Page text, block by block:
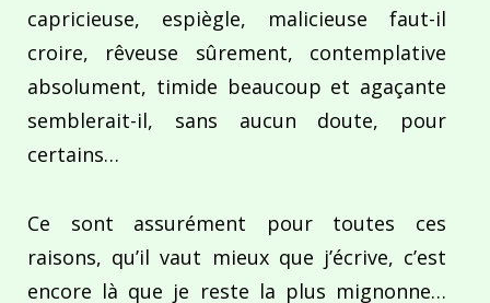
capricieuse, espiègle, malicieuse faut-il
croire, rêveuse sûrement, contemplative
absolument, timide beaucoup et agaçante
semblerait-il, sans aucun doute, pour
certains…
Ce sont assurément pour toutes ces
raisons, qu’il vaut mieux que j’écrive, c’est
encore là que je reste la plus mignonne…